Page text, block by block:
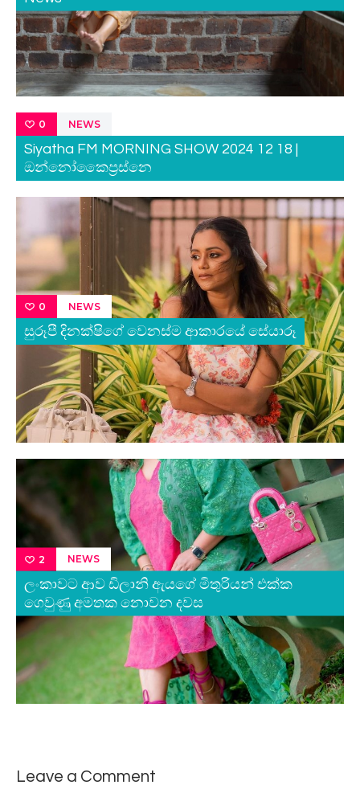
0 NEWS
Siyatha FM MORNING SHOW 2024 12 18 |
ඔන්නෝකෛප්‍රස්නෙ
0 NEWS
සුරූපී දිනක්ෂිගේ වෙනස්ම ආකාරයේ සේයාරූ
2 NEWS
ලංකාවට ආව ඩිලානි ඇයගේ මිතුරියන් එක්ක
ගෙවුණු අමතක නොවන දවස
Leave a Comment